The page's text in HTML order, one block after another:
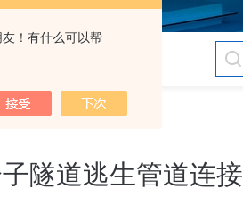
！有什么可以帮
子量聚乙烯管,超高管
隧道逃生管道连接